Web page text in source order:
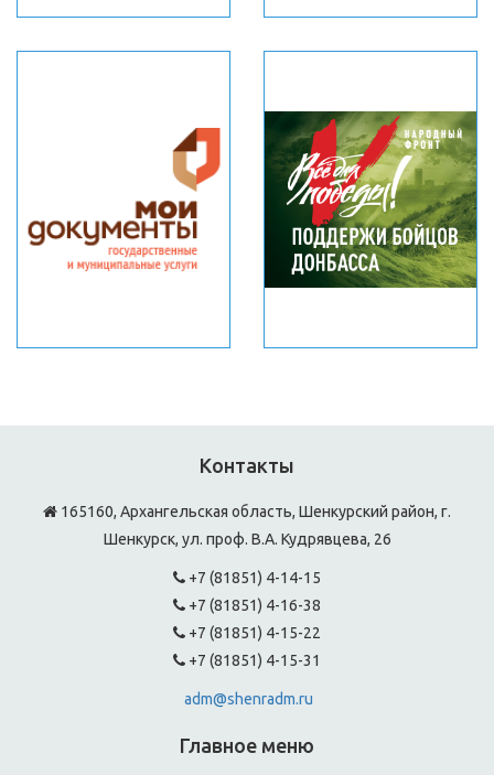
Контакты
165160, Архангельская область, Шенкурский район, г.
Шенкурск, ул. проф. В.А. Кудрявцева, 26
+7 (81851) 4-14-15
+7 (81851) 4-16-38
+7 (81851) 4-15-22
+7 (81851) 4-15-31
adm@shenradm.ru
Главное меню